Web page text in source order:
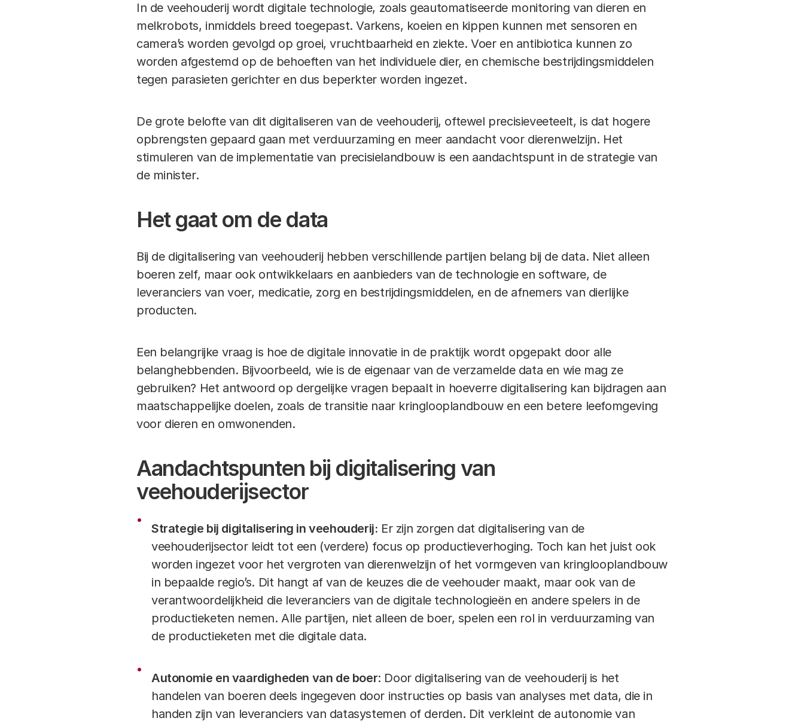
In de veehouderij wordt digitale technologie, zoals geautomatiseerde monitoring van dieren en
melkrobots, inmiddels breed toegepast. Varkens, koeien en kippen kunnen met sensoren en
camera’s worden gevolgd op groei, vruchtbaarheid en ziekte. Voer en antibiotica kunnen zo
worden afgestemd op de behoeften van het individuele dier, en chemische bestrijdingsmiddelen
tegen parasieten gerichter en dus beperkter worden ingezet.
De grote belofte van dit digitaliseren van de veehouderij, oftewel precisieveeteelt, is dat hogere
opbrengsten gepaard gaan met verduurzaming en meer aandacht voor dierenwelzijn. Het
stimuleren van de implementatie van precisielandbouw is een aandachtspunt in de strategie van
de minister.
Het gaat om de data
Bij de digitalisering van veehouderij hebben verschillende partijen belang bij de data. Niet alleen
boeren zelf, maar ook ontwikkelaars en aanbieders van de technologie en software, de
leveranciers van voer, medicatie, zorg en bestrijdingsmiddelen, en de afnemers van dierlijke
producten.
Een belangrijke vraag is hoe de digitale innovatie in de praktijk wordt opgepakt door alle
belanghebbenden. Bijvoorbeeld, wie is de eigenaar van de verzamelde data en wie mag ze
gebruiken? Het antwoord op dergelijke vragen bepaalt in hoeverre digitalisering kan bijdragen aan
maatschappelijke doelen, zoals de transitie naar kringlooplandbouw en een betere leefomgeving
voor dieren en omwonenden.
Aandachtspunten bij digitalisering van
veehouderijsector
Strategie bij digitalisering in veehouderij: Er zijn zorgen dat digitalisering van de
veehouderijsector leidt tot een (verdere) focus op productieverhoging. Toch kan het juist ook
worden ingezet voor het vergroten van dierenwelzijn of het vormgeven van kringlooplandbouw
in bepaalde regio’s. Dit hangt af van de keuzes die de veehouder maakt, maar ook van de
verantwoordelijkheid die leveranciers van de digitale technologieën en andere spelers in de
productieketen nemen. Alle partijen, niet alleen de boer, spelen een rol in verduurzaming van
de productieketen met die digitale data.
Autonomie en vaardigheden van de boer: Door digitalisering van de veehouderij is het
handelen van boeren deels ingegeven door instructies op basis van analyses met data, die in
handen zijn van leveranciers van datasystemen of derden. Dit verkleint de autonomie van